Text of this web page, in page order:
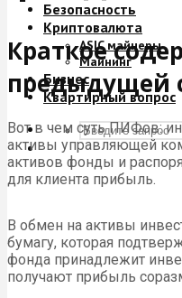
Безопасность
Криптовалюта
ASIC майнеры
Майнинг
Бизнес
Квартирный вопрос
Краткое
предыдущей
Вот в чем суть ПИФов:
активы управляющей
активов фонды и
для клиента прибыль.
В обмен на активы
бумагу, которая
фонда принадлежит
получают прибыль